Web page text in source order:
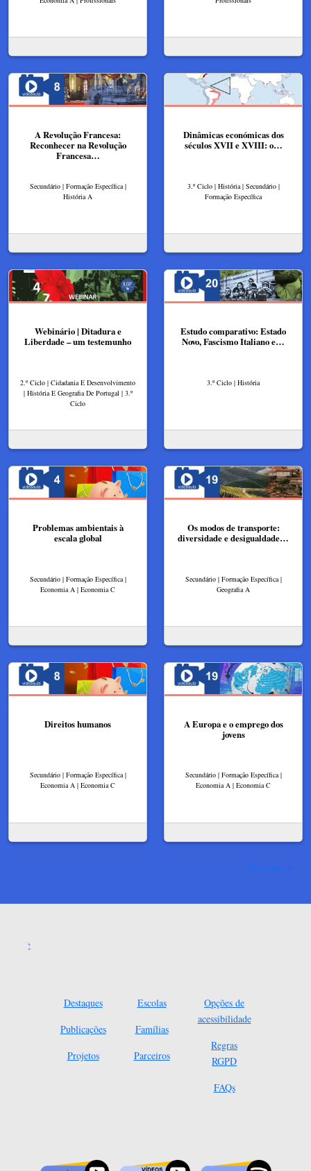
A Revolução Francesa:
Reconhecer na Revolução
Francesa…
Secundário | Formação Específica |
História A
Dinâmicas económicas dos
séculos XVII e XVIII: o…
3.º Ciclo | História | Secundário |
Formação Específica
Webinário | Ditadura e
Liberdade – um testemunho
2.º Ciclo | Cidadania E Desenvolvimento
| História E Geografia De Portugal | 3.º
Ciclo
Estudo comparativo: Estado
Novo, Fascismo Italiano e…
3.º Ciclo | História
Problemas ambientais à
escala global
Secundário | Formação Específica |
Economia A | Economia C
Os modos de transporte:
diversidade e desigualdade…
Secundário | Formação Específica |
Geografia A
Direitos humanos
Secundário | Formação Específica |
Economia A | Economia C
A Europa e o emprego dos
jovens
Secundário | Formação Específica |
Economia A | Economia C
Ver mais
Destaques
Publicações
Projetos
Escolas
Famílias
Parceiros
Opções de
acessibilidade
Regras
RGPD
FAQs